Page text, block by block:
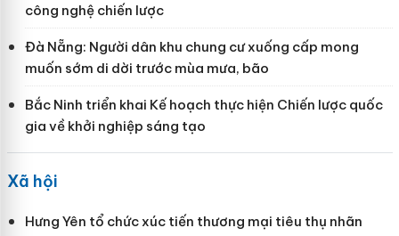
công nghệ chiến lược
Đà Nẵng: Người dân khu chung cư xuống cấp mong
muốn sớm di dời trước mùa mưa, bão
Bắc Ninh triển khai Kế hoạch thực hiện Chiến lược quốc
gia về khởi nghiệp sáng tạo
Xã hội
Hưng Yên tổ chức xúc tiến thương mại tiêu thụ nhãn